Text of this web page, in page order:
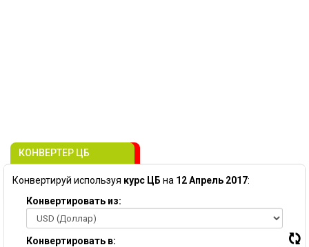
КОНВЕРТЕР ЦБ
Конвертируй используя курс ЦБ на 12 Апрель 2017:
Конвертировать из:
Конвертировать в: